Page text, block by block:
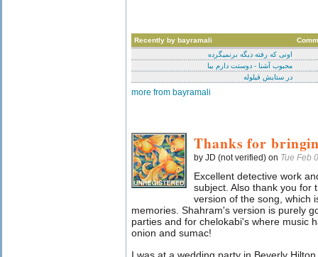
Recently by bayramali
اونی که رفته دیگه برنمیگرده
محبوب آشنا - دوستت دارم بیا
در ستایش قیلوله
more from bayramali
Thanks for
by JD (not verified) on Tue Feb
Excellent detective work
subject. Also thank you for
version of the song, which
memories. Shahram's version is purely
parties and for chelokabi's where music
onion and sumac!